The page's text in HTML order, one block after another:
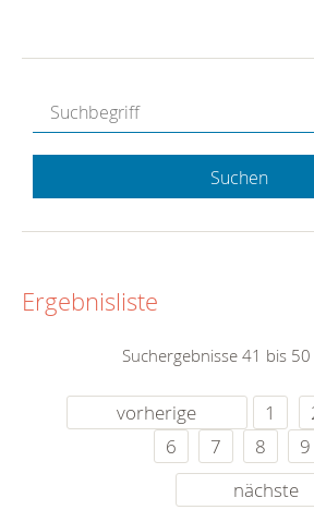
Suchen
Ergebnisliste
Suchergebnisse 41 bis
vorherige 1
6
7 8 9
nächste